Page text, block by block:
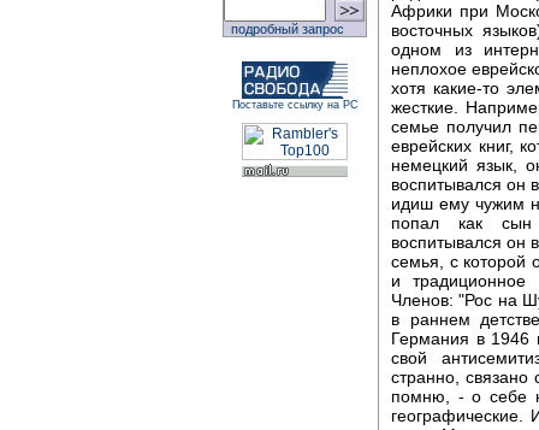
подробный запрос
Поставьте ссылку на РС
Африки при
восточных
одном из
неплохое
хотя какие-то
жесткие.
семье получил
еврейских книг,
немецкий язык,
воспитывался он
идиш ему чужим
попал как сын
воспитывался он
семья, с которой
и
Членов: "Рос на
в раннем
Германия в 1946
свой
странно,
помню, - о себе
географические.